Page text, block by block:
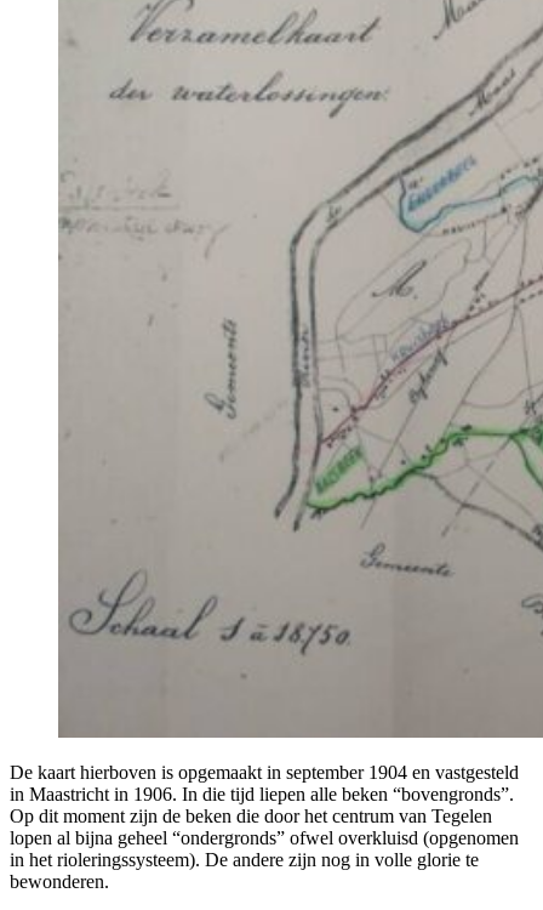
De kaart hierboven is opgemaakt in september 1904 en vastgesteld
in Maastricht in 1906. In die tijd liepen alle beken “bovengronds”.
Op dit moment zijn de beken die door het centrum van Tegelen
lopen al bijna geheel “ondergronds” ofwel overkluisd (opgenomen
in het rioleringssysteem). De andere zijn nog in volle glorie te
bewonderen.